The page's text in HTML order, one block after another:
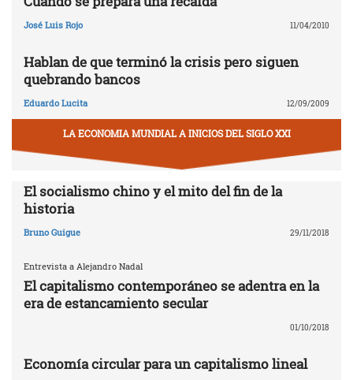
José Luis Rojo 11/04/2010
Hablan de que terminó la crisis pero siguen
quebrando bancos
Eduardo Lucita 12/09/2009
LA ECONOMIA MUNDIAL A INICIOS DEL SIGLO XXI
El socialismo chino y el mito del fin de la
historia
Bruno Guigue 29/11/2018
Entrevista a Alejandro Nadal
El capitalismo contemporáneo se adentra en la
era de estancamiento secular
01/10/2018
Economía circular para un capitalismo lineal